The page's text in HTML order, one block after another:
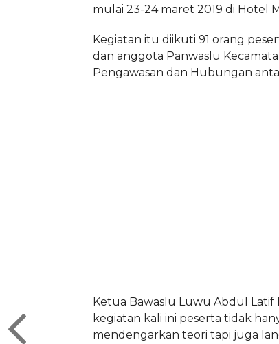
mulai 23-24 maret 2019 di Hotel
Kegiatan itu diikuti 91 orang
dan anggota Panwaslu
Pengawasan dan Hubungan
Ketua Bawaslu Luwu Abdul Latif
kegiatan kali ini peserta tidak
mendengarkan teori tapi juga